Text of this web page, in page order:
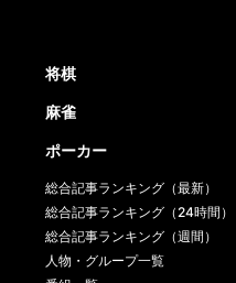
将棋
麻雀
ポーカー
総合記事ランキング（最新）
総合記事ランキング（24時間）
総合記事ランキング（週間）
人物・グループ一覧